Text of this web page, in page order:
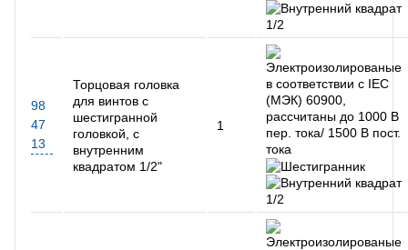
98
47
13
Торцовая головка
для винтов с
шестигранной
головкой, с
внутренним
квадратом 1/2"
1